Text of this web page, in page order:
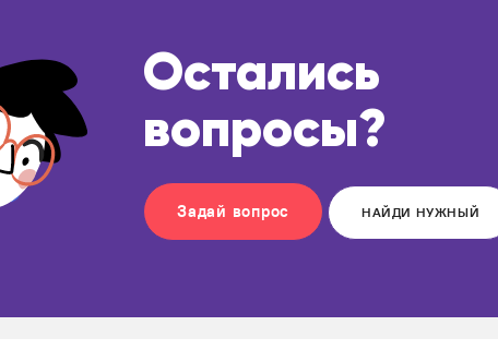
Остались
вопросы?
Задай вопрос НАЙДИ НУЖНЫЙ